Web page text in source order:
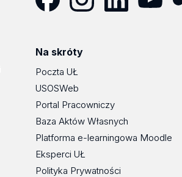
Na skróty
Poczta UŁ
USOSWeb
Portal Pracowniczy
Baza Aktów Własnych
Platforma e-learningowa Moodle
Eksperci UŁ
Polityka Prywatności